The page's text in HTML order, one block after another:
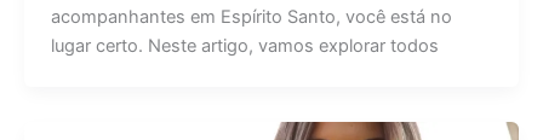
acompanhantes em Espírito Santo, você está no
lugar certo. Neste artigo, vamos explorar todos